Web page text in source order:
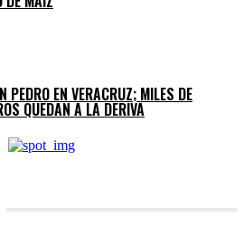
PEDRO EN VERACRUZ; MILES DE
QUEDAN A LA DERIVA